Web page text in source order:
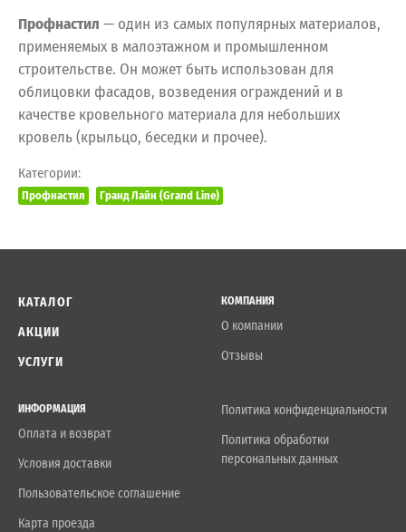
Профнастил — один из самых популярных материалов,
применяемых в малоэтажном и промышленном
строительстве. Он может быть использован для
облицовки фасадов, возведения ограждений и в
качестве кровельного материала для небольших
кровель (крыльцо, беседки и прочее).
Категории:
Профнастил Гранд Лайн (Grand Line)
КАТАЛОГ
АКЦИИ
УСЛУГИ
КОМПАНИЯ
О компании
Отзывы
ИНФОРМАЦИЯ
Оплата и возврат
Условия доставки
Пользовательское соглашение
Карта проезда
Политика конфиденциальности
Политика обработки
персональных данных